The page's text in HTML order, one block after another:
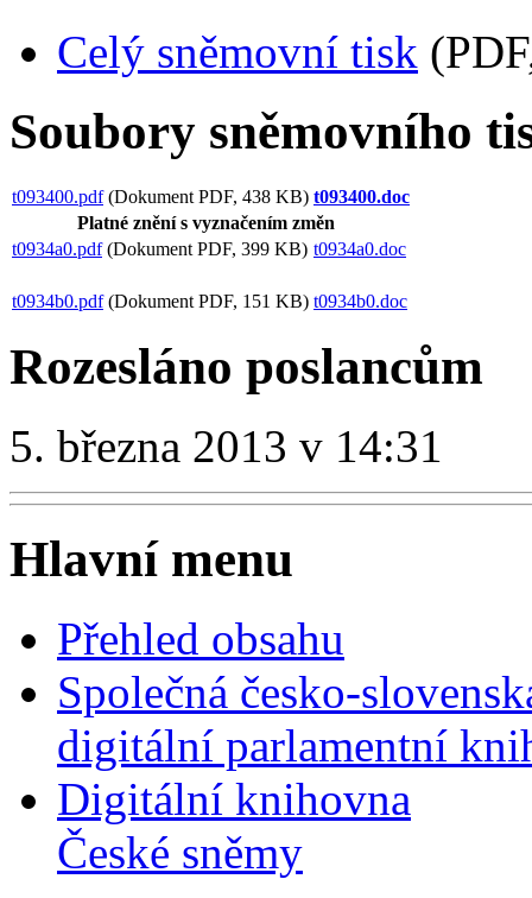
Celý sněmovní tisk
Soubory sněmovního
t093400.pdf(Dokument PDF, 438 KB) t093400.doc
Platné znění s vyznačením změn
t0934a0.pdf(Dokument PDF, 399 KB) t0934a0.doc
t0934b0.pdf(Dokument PDF, 151 KB) t0934b0.doc
Rozesláno poslancům
5. března 2013 v 14:31
Hlavní menu
Přehled obsahu
Společná česko-
digitální parlamentní
Digitální knihovna
České sněmy